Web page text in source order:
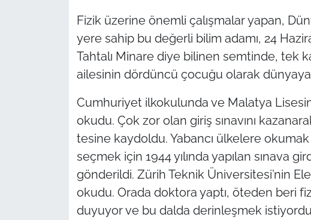
Fizik üzerine önemli çalışmalar yapan,
yere sahip bu değerli bilim adamı, 24
Tahtalı Minare diye bilinen semtinde, tek
ailesinin dördüncü çocuğu olarak
Cumhuriyet ilkokulunda ve Malatya
okudu. Çok zor olan giriş sınavını
tesine kaydoldu. Yabancı ülkelere
seçmek için 1944 yılında yapılan sınava
gönderildi. Zürih Teknik Üniversitesi’nin
okudu. Orada doktora yaptı, öteden beri
duyuyor ve bu dalda derinleşmek